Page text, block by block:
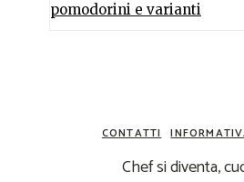
pomodorini e varianti
CONTATTI
Chef si diventa,